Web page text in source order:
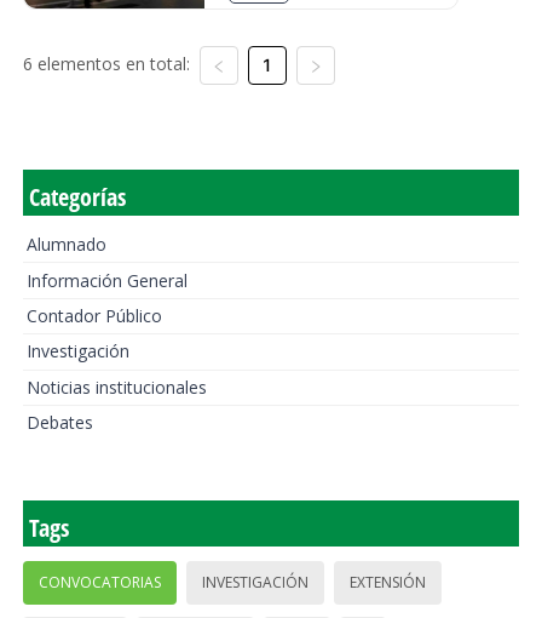
6 elementos en total: 1
Categorías
Alumnado
Información General
Contador Público
Investigación
Noticias institucionales
Debates
Tags
CONVOCATORIAS INVESTIGACIÓN EXTENSIÓN